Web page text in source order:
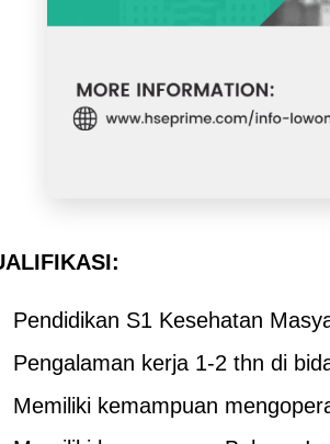
Pendidikan S1 Kesehatan
Pengalaman kerja 1-2 thn di
Memiliki kemampuan